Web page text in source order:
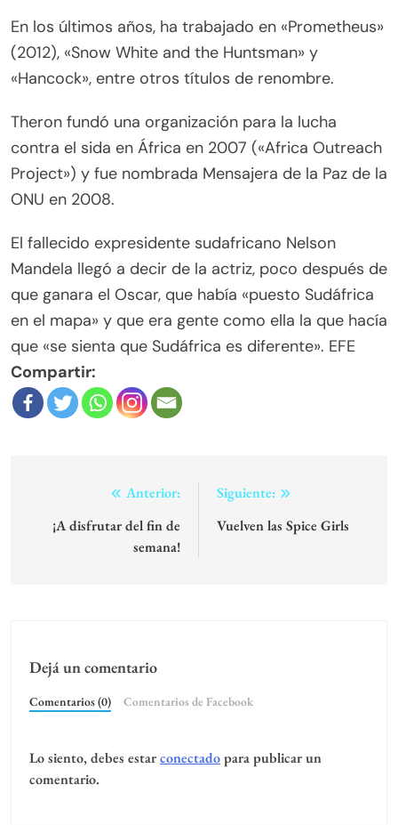
En los últimos años, ha trabajado en «Prometheus»
(2012), «Snow White and the Huntsman» y
«Hancock», entre otros títulos de renombre.
Theron fundó una organización para la lucha
contra el sida en África en 2007 («Africa Outreach
Project») y fue nombrada Mensajera de la Paz de la
ONU en 2008.
El fallecido expresidente sudafricano Nelson
Mandela llegó a decir de la actriz, poco después de
que ganara el Oscar, que había «puesto Sudáfrica
en el mapa» y que era gente como ella la que hacía
que «se sienta que Sudáfrica es diferente». EFE
Compartir:
NavegaciónAnterior:
¡A disfrutar del fin de
semana!
Siguiente:
Vuelven las Spice Girls
Dejá un comentario
Comentarios (0) Comentarios de Facebook
Lo siento, debes estarconectadopara publicar un
comentario.